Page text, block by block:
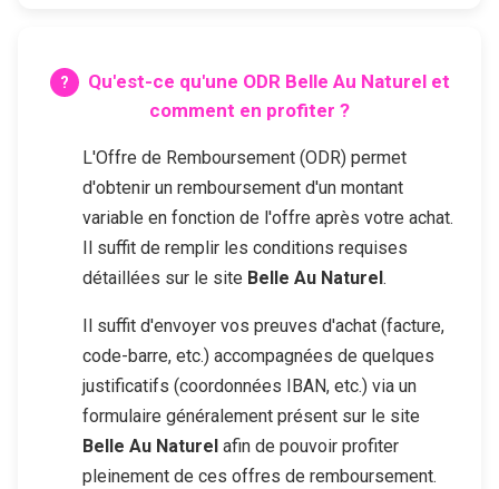
Qu'est-ce qu'une ODR Belle Au Naturelet
comment en profiter ?
L'Offre de Remboursement (ODR) permet
d'obtenir un remboursement d'un montant
variable en fonction de l'offre après votre achat.
Il suffit de remplir les conditions requises
détaillées sur le site Belle Au Naturel.
Il suffit d'envoyer vos preuves d'achat (facture,
code-barre, etc.) accompagnées de quelques
justificatifs (coordonnées IBAN, etc.) via un
formulaire généralement présent sur le site
Belle Au Naturel afin de pouvoir profiter
pleinement de ces offres de remboursement.